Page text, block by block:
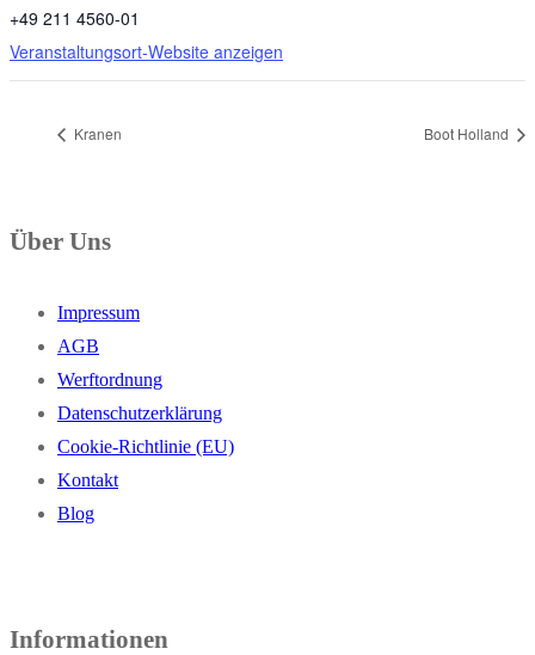
+49 211 4560-01
Veranstaltungsort-Website anzeigen
Kranen Boot Holland
Über Uns
Impressum
AGB
Werftordnung
Datenschutzerklärung
Cookie-Richtlinie (EU)
Kontakt
Blog
Informationen